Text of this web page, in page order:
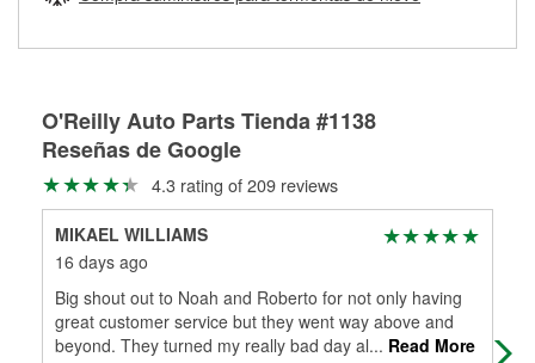
partes de reemplazo correctas para tu reparación.
O'Reilly Auto Parts Tienda #1138
Reseñas de Google
4.3 rating of 209 reviews
MIKAEL WILLIAMS
16 days ago
Big shout out to Noah and Roberto for not only having
great customer service but they went way above and
beyond. They turned my really bad day al... Read More